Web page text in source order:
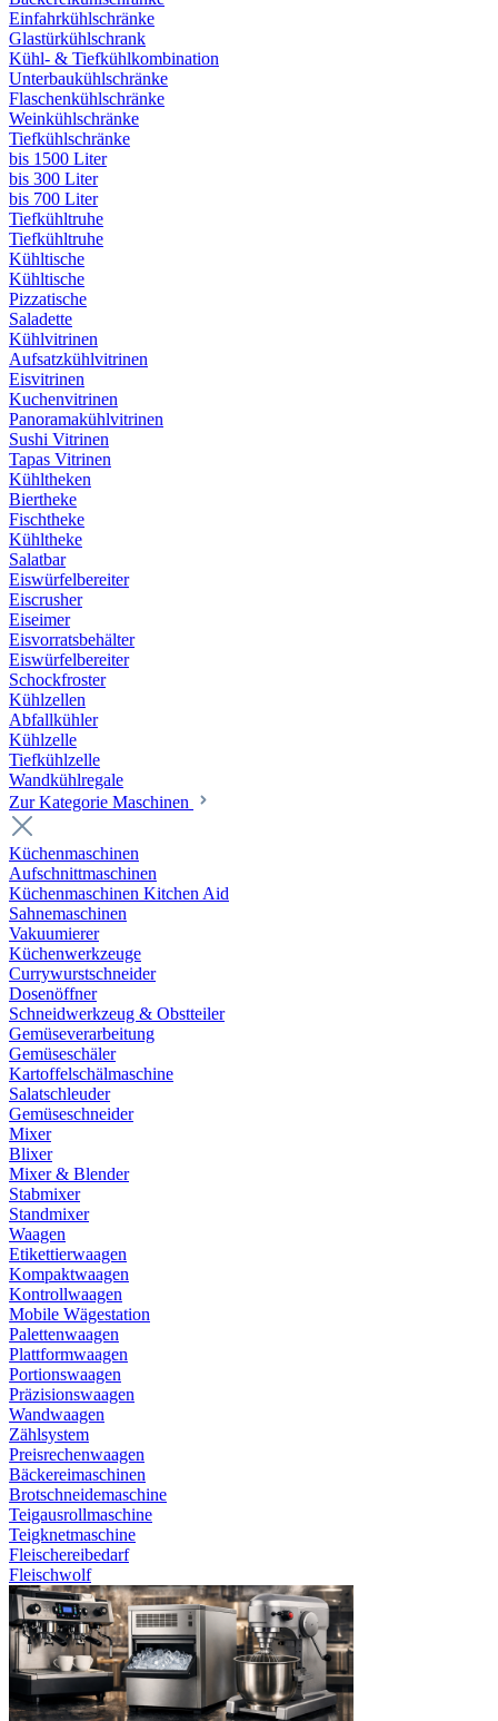
Einfahrkühlschränke
Glastürkühlschrank
Kühl- & Tiefkühlkombination
Unterbaukühlschränke
Flaschenkühlschränke
Weinkühlschränke
Tiefkühlschränke
bis 1500 Liter
bis 300 Liter
bis 700 Liter
Tiefkühltruhe
Tiefkühltruhe
Kühltische
Kühltische
Pizzatische
Saladette
Kühlvitrinen
Aufsatzkühlvitrinen
Eisvitrinen
Kuchenvitrinen
Panoramakühlvitrinen
Sushi Vitrinen
Tapas Vitrinen
Kühltheken
Biertheke
Fischtheke
Kühltheke
Salatbar
Eiswürfelbereiter
Eiscrusher
Eiseimer
Eisvorratsbehälter
Eiswürfelbereiter
Schockfroster
Kühlzellen
Abfallkühler
Kühlzelle
Tiefkühlzelle
Wandkühlregale
Zur Kategorie Maschinen
Küchenmaschinen
Aufschnittmaschinen
Küchenmaschinen Kitchen Aid
Sahnemaschinen
Vakuumierer
Küchenwerkzeuge
Currywurstschneider
Dosenöffner
Schneidwerkzeug & Obstteiler
Gemüseverarbeitung
Gemüseschäler
Kartoffelschälmaschine
Salatschleuder
Gemüseschneider
Mixer
Blixer
Mixer & Blender
Stabmixer
Standmixer
Waagen
Etikettierwaagen
Kompaktwaagen
Kontrollwaagen
Mobile Wägestation
Palettenwaagen
Plattformwaagen
Portionswaagen
Präzisionswaagen
Wandwaagen
Zählsystem
Preisrechenwaagen
Bäckereimaschinen
Brotschneidemaschine
Teigausrollmaschine
Teigknetmaschine
Fleischereibedarf
Fleischwolf